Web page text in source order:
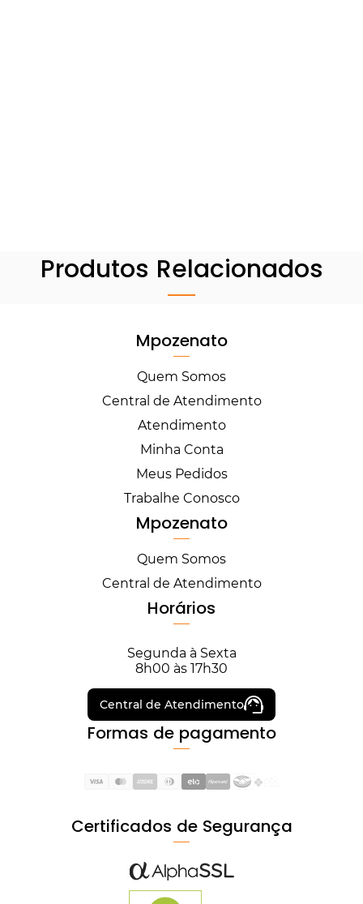
Produtos Relacionados
Mpozenato
Quem Somos
Central de Atendimento
Atendimento
Minha Conta
Meus Pedidos
Trabalhe Conosco
Mpozenato
Quem Somos
Central de Atendimento
Horários
Segunda à Sexta
8h00 às 17h30
Central de Atendimento
Formas de pagamento
Certificados de Segurança